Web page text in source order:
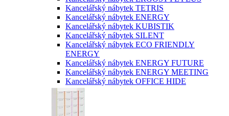
Kancelářský nábytek TETRIS
Kancelářský nábytek ENERGY
Kancelářský nábytek KUBISTIK
Kancelářský nábytek SILENT
Kancelářský nábytek ECO FRIENDLY
ENERGY
Kancelářský nábytek ENERGY FUTURE
Kancelářský nábytek ENERGY MEETING
Kancelářský nábytek OFFICE HIDE